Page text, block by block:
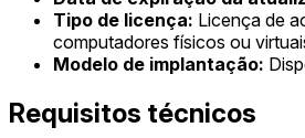
Tipo de licença: Licença de
computadores físicos ou
Modelo de implantação:
Requisitos técnicos